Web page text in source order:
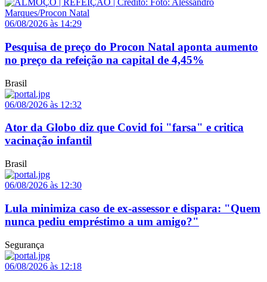
06/08/2026 às 14:29
Pesquisa de preço do Procon Natal aponta aumento
no preço da refeição na capital de 4,45%
Brasil
06/08/2026 às 12:32
Ator da Globo diz que Covid foi "farsa" e critica
vacinação infantil
Brasil
06/08/2026 às 12:30
Lula minimiza caso de ex-assessor e dispara: "Quem
nunca pediu empréstimo a um amigo?"
Segurança
06/08/2026 às 12:18